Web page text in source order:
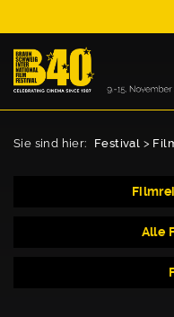
Sie sind hier: Festival >
Alle